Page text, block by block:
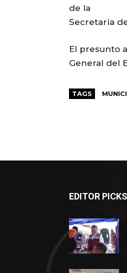
de la
Secretaría
El presunto
General del
TAGS
EDITOR PICKS